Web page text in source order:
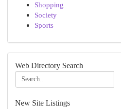
Shopping
Society
Sports
Web Directory Search
New Site Listings